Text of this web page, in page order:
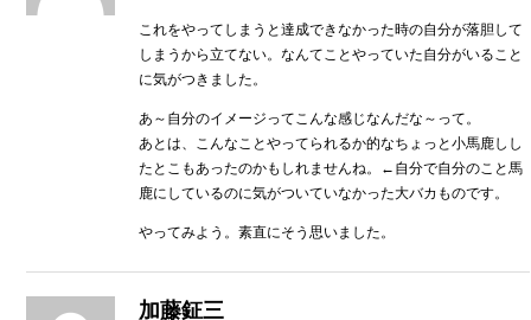
これをやってしまうと達成できなかった時の自分が落胆して
しまうから立てない。なんてことやっていた自分がいること
に気がつきました。
あ～自分のイメージってこんな感じなんだな～って。
あとは、こんなことやってられるか的なちょっと小馬鹿しし
たとこもあったのかもしれませんね。←自分で自分のこと馬
鹿にしているのに気がついていなかった大バカものです。
やってみよう。素直にそう思いました。
加藤鉦三